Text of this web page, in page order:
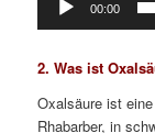
00:00
2. Was ist
Oxalsäure ist
Rhabarber, in